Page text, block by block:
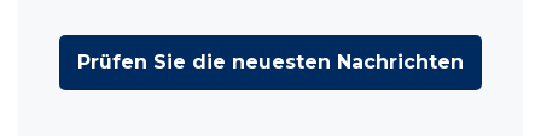
Prüfen Sie die neuesten Nachrichten